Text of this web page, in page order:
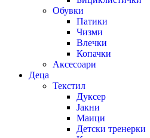
Обувки
Патики
Чизми
Влечки
Копачки
Аксесоари
Деца
Текстил
Дуксер
Јакни
Маици
Детски тренерки